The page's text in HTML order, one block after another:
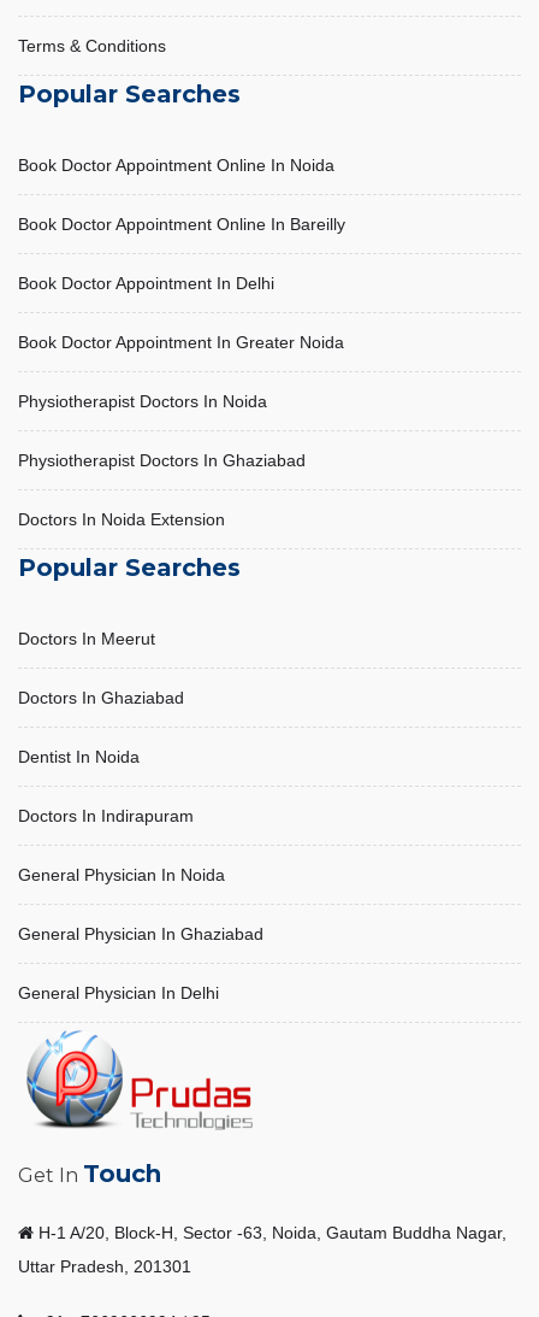
LIVER ABSCESS
October 31, 2025, 10:49 am
Terms & Conditions
Popular Searches
Book Doctor Appointment Online In Noida
Book Doctor Appointment Online In Bareilly
Book Doctor Appointment In Delhi
Book Doctor Appointment In Greater Noida
Physiotherapist Doctors In Noida
Physiotherapist Doctors In Ghaziabad
Doctors In Noida Extension
Popular Searches
Doctors In Meerut
Doctors In Ghaziabad
Dentist In Noida
Doctors In Indirapuram
General Physician In Noida
General Physician In Ghaziabad
General Physician In Delhi
Get In Touch
H-1 A/20, Block-H, Sector -63, Noida, Gautam Buddha Nagar,
Uttar Pradesh, 201301